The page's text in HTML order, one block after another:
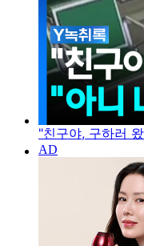
"친구야, 구하러